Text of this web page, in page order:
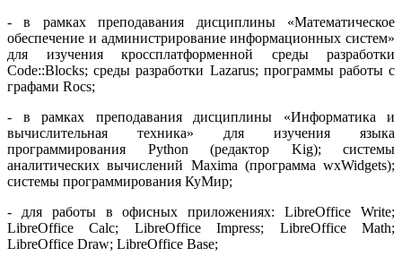
- в рамках преподавания дисциплины «Математическое
обеспечение и администрирование информационных систем»
для изучения кроссплатформенной среды разработки
Code::Blocks; среды разработки Lazarus; программы работы с
графами Rocs;
- в рамках преподавания дисциплины «Информатика и
вычислительная техника» для изучения языка
программирования Python (редактор Kig); системы
аналитических вычислений Maxima (программа wxWidgets);
системы программирования КуМир;
- для работы в офисных приложениях: LibreOffice Write;
LibreOffice Calc; LibreOffice Impress; LibreOffice Math;
LibreOffice Draw; LibreOffice Base;